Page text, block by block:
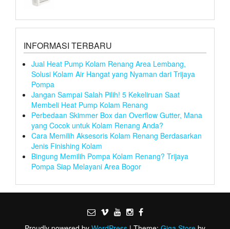
INFORMASI TERBARU
Jual Heat Pump Kolam Renang Area Lembang,
Solusi Kolam Air Hangat yang Nyaman dari Trijaya
Pompa
Jangan Sampai Salah Pilih! 5 Kekeliruan Saat
Membeli Heat Pump Kolam Renang
Perbedaan Skimmer Box dan Overflow Gutter, Mana
yang Cocok untuk Kolam Renang Anda?
Cara Memilih Aksesoris Kolam Renang Berdasarkan
Jenis Finishing Kolam
Bingung Memilih Pompa Kolam Renang? Trijaya
Pompa Siap Melayani Area Bogor